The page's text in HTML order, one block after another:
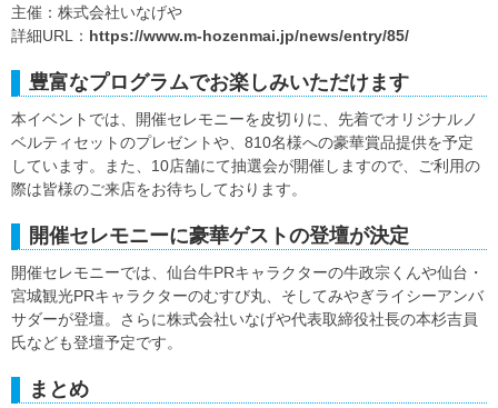
主催：株式会社いなげや
詳細URL： https://www.m-hozenmai.jp/news/entry/85/
豊富なプログラムでお楽しみいただけます
本イベントでは、開催セレモニーを皮切りに、先着でオリジナルノ
ベルティセットのプレゼントや、810名様への豪華賞品提供を予定
しています。また、10店舗にて抽選会が開催しますので、ご利用の
際は皆様のご来店をお待ちしております。
開催セレモニーに豪華ゲストの登壇が決定
開催セレモニーでは、仙台牛PRキャラクターの牛政宗くんや仙台・
宮城観光PRキャラクターのむすび丸、そしてみやぎライシーアンバ
サダーが登壇。さらに株式会社いなげや代表取締役社長の本杉吉員
氏なども登壇予定です。
まとめ